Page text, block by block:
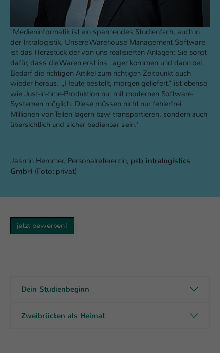
"Medieninformatik ist ein spannendes Studienfach, auch in
der Intralogistik. Unsere Warehouse Management Software
ist das Herzstück der von uns realisierten Anlagen: Sie sorgt
dafür, dass die Waren erst ins Lager kommen und dann bei
Bedarf die richtigen Artikel zum richtigen Zeitpunkt auch
wieder heraus. „Heute bestellt, morgen geliefert.“ ist ebenso
wie Just-in-time-Produktion nur mit modernen Software-
Systemen möglich. Diese müssen nicht nur fehlerfrei
Millionen von Teilen lagern bzw. transportieren, sondern auch
übersichtlich und sicher bedienbar sein."
Jasmin Hemmer, Personalreferentin, psb intralogistics
GmbH (Foto: privat)
jetzt bewerben!
Dein Studienbeginn
Zweibrücken als Heimat